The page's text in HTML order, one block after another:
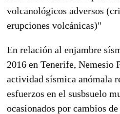
volcanológicos adversos
erupciones volcánicas)"
En relación al enjambre
2016 en Tenerife, Nemesio
actividad sísmica anómala
esfuerzos en el susbsuelo
ocasionados por cambios